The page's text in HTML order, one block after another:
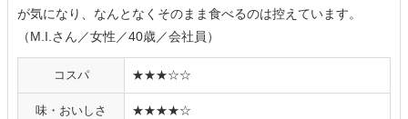
が気になり、なんとなくそのまま食べるのは控えています。
（M.I.さん／女性／40歳／会社員）
コスパ ★★★☆☆
味・おいしさ ★★★★☆